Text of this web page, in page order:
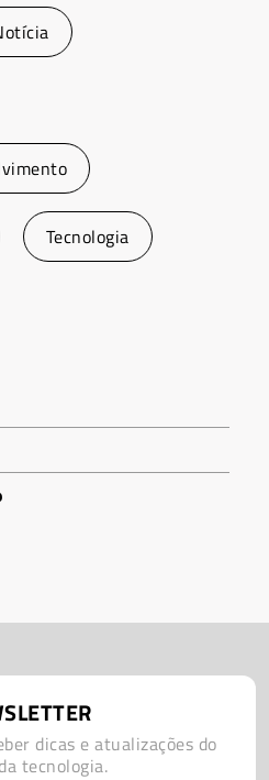
Tecnologia
dicas e atualizações do
tecnologia.